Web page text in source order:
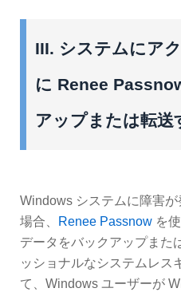
III. システムにア
に Renee
アップまたは転送
Windows システムに障害
場合、
Renee Passnow を
データをバックアップまた
ッショナルなシステムレス
て、Windows ユーザーが